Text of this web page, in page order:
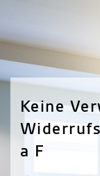
Keine
a F